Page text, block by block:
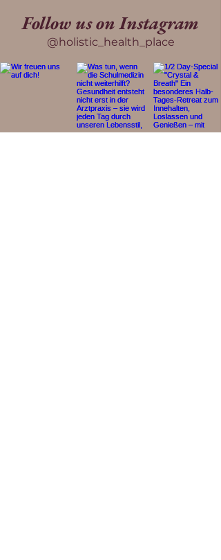
Follow us on Instagram
@holistic_health_place